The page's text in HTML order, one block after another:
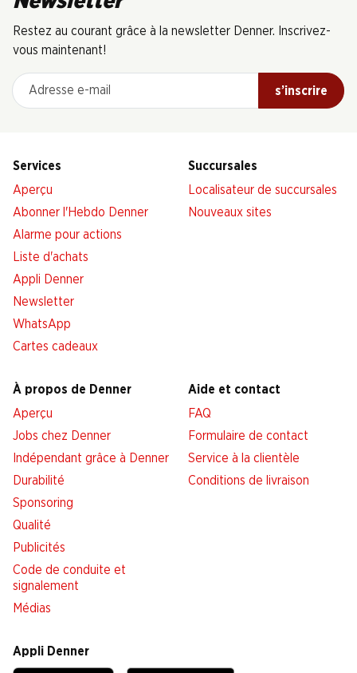
Restez au courant grâce à la newsletter Denner. Inscrivez-
vous maintenant!
Adresse e-mail
s’inscrire
Services
Aperçu
Abonner l'Hebdo Denner
Alarme pour actions
Liste d'achats
Appli Denner
Newsletter
WhatsApp
Cartes cadeaux
Succursales
Localisateur de succursales
Nouveaux sites
À propos de Denner
Aperçu
Jobs chez Denner
Indépendant grâce à Denner
Durabilité
Sponsoring
Qualité
Publicités
Code de conduite et
signalement
Médias
Aide et contact
FAQ
Formulaire de contact
Service à la clientèle
Conditions de livraison
Appli Denner